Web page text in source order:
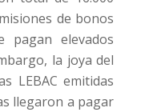
de bonos
pagan elevados
la joya del
LEBAC emitidas
llegaron a pagar